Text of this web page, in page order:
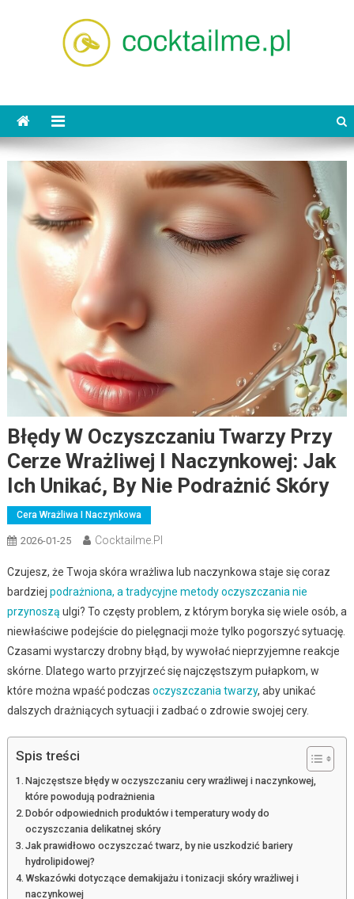
Błędy W Oczyszczaniu Twarzy Przy
Cerze Wrażliwej I Naczynkowej: Jak
Ich Unikać, By Nie Podrażnić Skóry
Cera Wrażliwa I Naczynkowa
2026-01-25 Cocktailme.pl
Czujesz, że Twoja skóra wrażliwa lub naczynkowa staje się coraz
bardziej podrażniona, a tradycyjne metody oczyszczania nie
przynoszą ulgi? To częsty problem, z którym boryka się wiele osób, a
niewłaściwe podejście do pielęgnacji może tylko pogorszyć sytuację.
Czasami wystarczy drobny błąd, by wywołać nieprzyjemne reakcje
skórne. Dlatego warto przyjrzeć się najczęstszym pułapkom, w
które można wpaść podczas oczyszczania twarzy, aby unikać
dalszych drażniących sytuacji i zadbać o zdrowie swojej cery.
Spis treści
Najczęstsze błędy w oczyszczaniu cery wrażliwej i naczynkowej,
które powodują podrażnienia
Dobór odpowiednich produktów i temperatury wody do
oczyszczania delikatnej skóry
Jak prawidłowo oczyszczać twarz, by nie uszkodzić bariery
hydrolipidowej?
Wskazówki dotyczące demakijażu i tonizacji skóry wrażliwej i
naczynkowej